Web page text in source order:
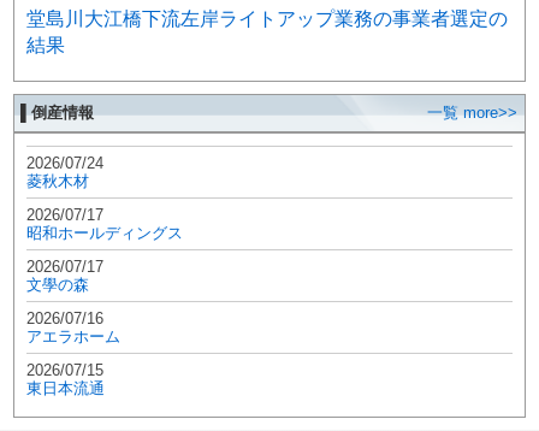
堂島川大江橋下流左岸ライトアップ業務の事業者選定の
結果
▌倒産情報 一覧 more>>
2026/07/24
菱秋木材
2026/07/17
昭和ホールディングス
2026/07/17
文學の森
2026/07/16
アエラホーム
2026/07/15
東日本流通